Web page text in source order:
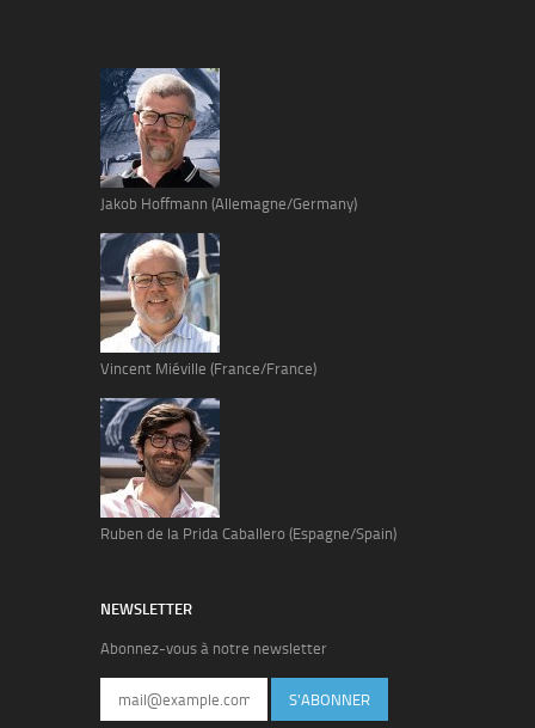
Jakob Hoffmann (Allemagne/Germany)
Vincent Miéville (France/France)
Ruben de la Prida Caballero (Espagne/Spain)
NEWSLETTER
Abonnez-vous à notre newsletter
S'ABONNER